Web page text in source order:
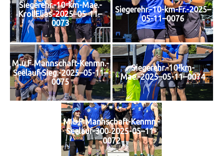
Siegerehr.-10-km-Mae.-
KrollElias-2025–05-11–
0073
Siegerehr.-10-km-Fr.-2025–
05-11–0076
M‑u.F‑Mannschaft-Kenmn.-
Seelauf-Sieg.-2025–05-11–
0075
Siegerehr.-10-km-
Mae.-2025–05-11–0074
M‑u.F‑Mannschaft-Kenmn.-
Seelauf-300‑2025-05–11-
0072